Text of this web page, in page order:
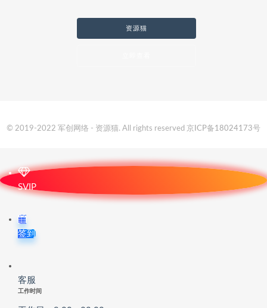
资源猫
© 2019-2022 军创网络 - 资源猫. All rights reserved 京ICP备18024173号
SVIP
签到
客服
工作时间